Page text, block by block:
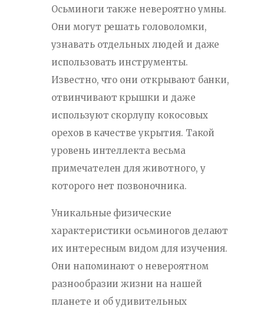
Осьминоги также невероятно умны.
Они могут решать головоломки,
узнавать отдельных людей и даже
использовать инструменты.
Известно, что они открывают банки,
отвинчивают крышки и даже
используют скорлупу кокосовых
орехов в качестве укрытия. Такой
уровень интеллекта весьма
примечателен для животного, у
которого нет позвоночника.
Уникальные физические
характеристики осьминогов делают
их интересным видом для изучения.
Они напоминают о невероятном
разнообразии жизни на нашей
планете и об удивительных